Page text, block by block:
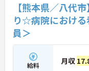
【熊本県／八代
り☆病院におけ
員＞
給料 月収